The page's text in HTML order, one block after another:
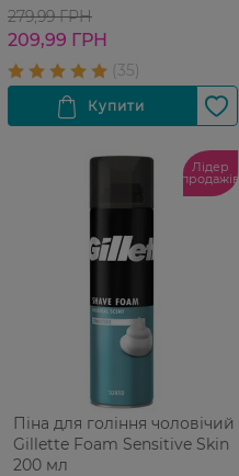
279,99 ГРН
209,99 ГРН
Лідер
продажів
Піна для гоління чоловічий
Gillette Foam Sensitive Skin
200 мл